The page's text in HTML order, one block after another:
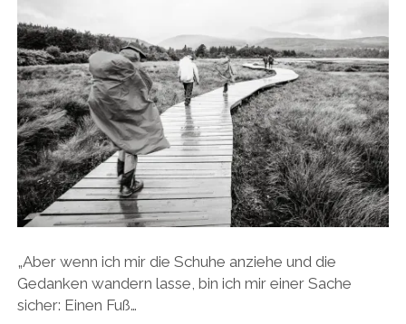
„Aber wenn ich mir die Schuhe anziehe und die
Gedanken wandern lasse, bin ich mir einer Sache
sicher: Einen Fuß…